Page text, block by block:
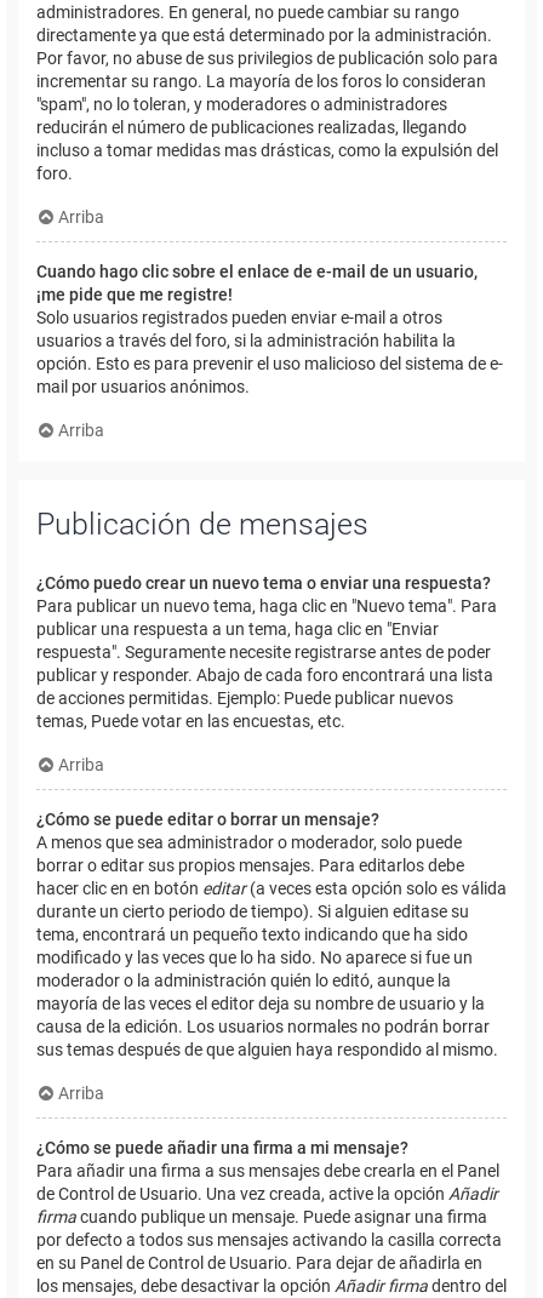
administradores. En general, no puede cambiar su rango
directamente ya que está determinado por la administración.
Por favor, no abuse de sus privilegios de publicación solo para
incrementar su rango. La mayoría de los foros lo consideran
"spam", no lo toleran, y moderadores o administradores
reducirán el número de publicaciones realizadas, llegando
incluso a tomar medidas mas drásticas, como la expulsión del
foro.
Arriba
Cuando hago clic sobre el enlace de e-mail de un usuario,
¡me pide que me registre!
Solo usuarios registrados pueden enviar e-mail a otros
usuarios a través del foro, si la administración habilita la
opción. Esto es para prevenir el uso malicioso del sistema de e-
mail por usuarios anónimos.
Arriba
Publicación de mensajes
¿Cómo puedo crear un nuevo tema o enviar una respuesta?
Para publicar un nuevo tema, haga clic en "Nuevo tema". Para
publicar una respuesta a un tema, haga clic en "Enviar
respuesta". Seguramente necesite registrarse antes de poder
publicar y responder. Abajo de cada foro encontrará una lista
de acciones permitidas. Ejemplo: Puede publicar nuevos
temas, Puede votar en las encuestas, etc.
Arriba
¿Cómo se puede editar o borrar un mensaje?
A menos que sea administrador o moderador, solo puede
borrar o editar sus propios mensajes. Para editarlos debe
hacer clic en en botón editar(a veces esta opción solo es válida
durante un cierto periodo de tiempo). Si alguien editase su
tema, encontrará un pequeño texto indicando que ha sido
modificado y las veces que lo ha sido. No aparece si fue un
moderador o la administración quién lo editó, aunque la
mayoría de las veces el editor deja su nombre de usuario y la
causa de la edición. Los usuarios normales no podrán borrar
sus temas después de que alguien haya respondido al mismo.
Arriba
¿Cómo se puede añadir una firma a mi mensaje?
Para añadir una firma a sus mensajes debe crearla en el Panel
de Control de Usuario. Una vez creada, active la opción Añadir
firmacuando publique un mensaje. Puede asignar una firma
por defecto a todos sus mensajes activando la casilla correcta
en su Panel de Control de Usuario. Para dejar de añadirla en
los mensajes, debe desactivar la opción Añadir firmadentro del